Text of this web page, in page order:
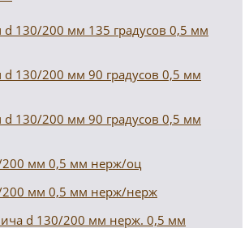
d 130/200 мм 135 градусов 0,5 мм
d 130/200 мм 90 градусов 0,5 мм
d 130/200 мм 90 градусов 0,5 мм
200 мм 0,5 мм нерж/оц
200 мм 0,5 мм нерж/нерж
d 130/200 мм нерж. 0,5 мм